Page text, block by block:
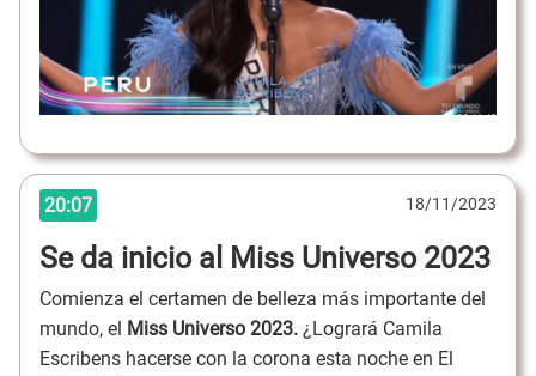
20:07 18/11/2023
Se da inicio al Miss Universo 2023
Comienza el certamen de belleza más importante del
mundo, el Miss Universo 2023. ¿Logrará Camila
Escribens hacerse con la corona esta noche en El